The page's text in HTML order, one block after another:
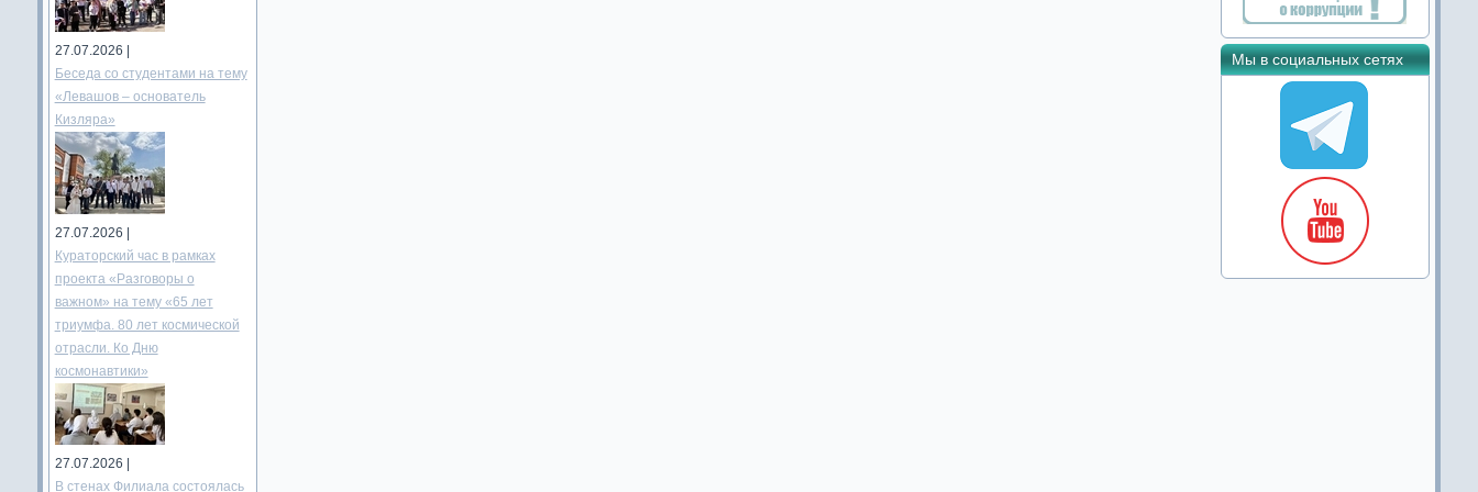
27.07.2026 |
Беседа со студентами на тему
«Левашов – основатель
Кизляра»
27.07.2026 |
Кураторский час в рамках
проекта «Разговоры о
важном» на тему «65 лет
триумфа. 80 лет космической
отрасли. Ко Дню
космонавтики»
27.07.2026 |
В стенах Филиала состоялась
Мы в социальных сетях